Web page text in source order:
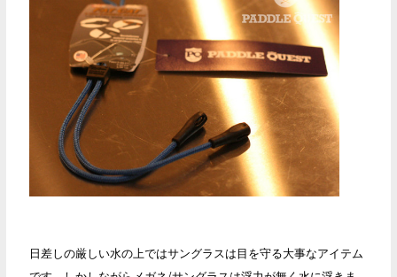
日差しの厳しい水の上ではサングラスは目を守る大事なアイテム